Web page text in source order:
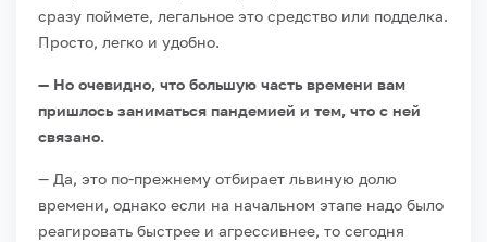
сразу поймете, легальное это средство или подделка.
Просто, легко и удобно.
— Но очевидно, что большую часть времени вам
пришлось заниматься пандемией и тем, что с ней
связано.
— Да, это по-прежнему отбирает львиную долю
времени, однако если на начальном этапе надо было
реагировать быстрее и агрессивнее, то сегодня